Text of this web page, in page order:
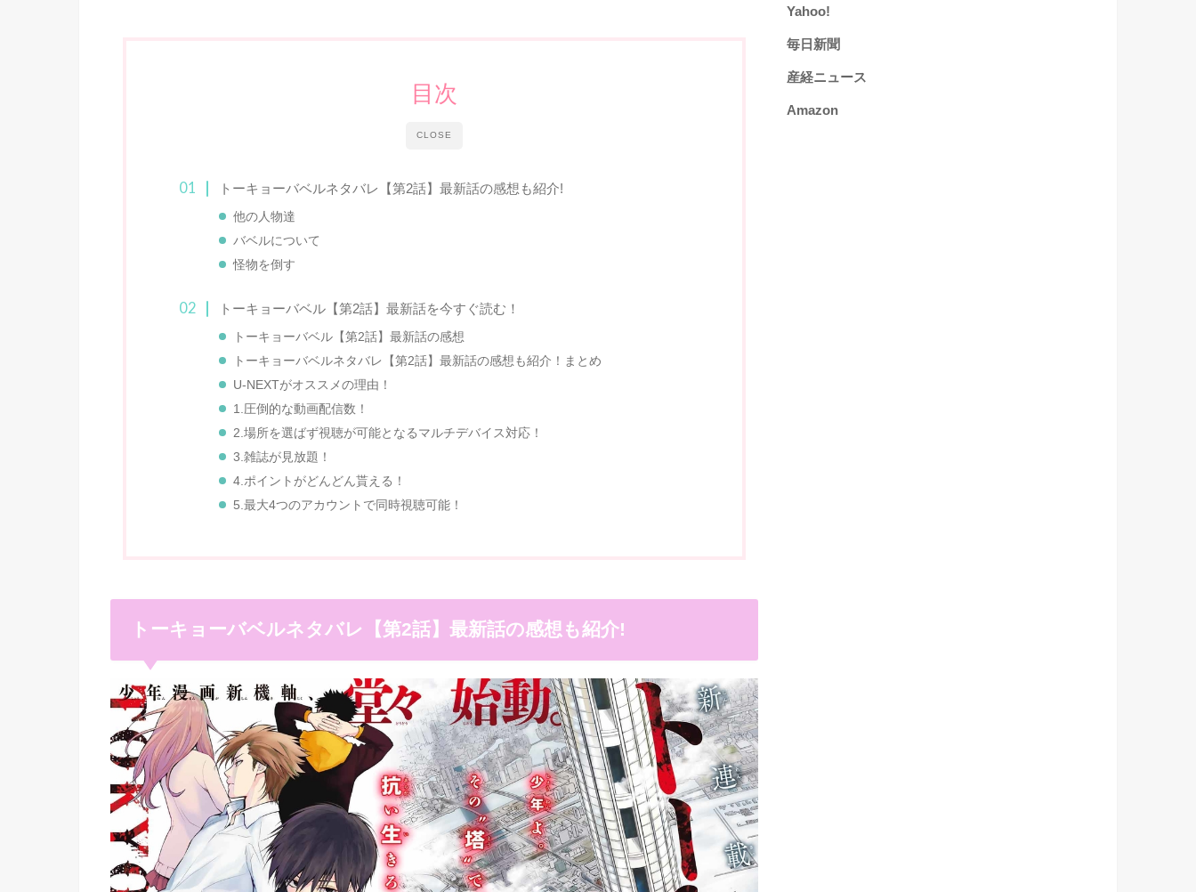
CLOSE
目次
トーキョーバベルネタバレ【第2話】最新話の感想も紹介!
他の人物達
バベルについて
怪物を倒す
トーキョーバベル【第2話】最新話を今すぐ読む！
トーキョーバベル【第2話】最新話の感想
トーキョーバベルネタバレ【第2話】最新話の感想も紹介！まとめ
U-NEXTがオススメの理由！
1.圧倒的な動画配信数！
2.場所を選ばず視聴が可能となるマルチデバイス対応！
3.雑誌が見放題！
4.ポイントがどんどん貰える！
5.最大4つのアカウントで同時視聴可能！
トーキョーバベルネタバレ【第2話】最新話の感想も紹介!
Yahoo!
毎日新聞
産経ニュース
Amazon